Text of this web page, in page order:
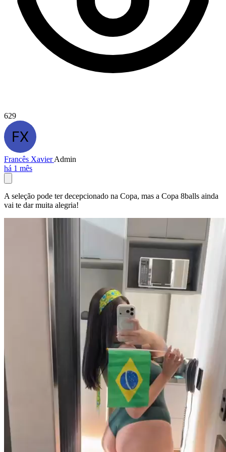
629
Francês XavierAdmin
há 1 mês
A seleção pode ter decepcionado na Copa, mas a Copa 8balls ainda
vai te dar muita alegria!